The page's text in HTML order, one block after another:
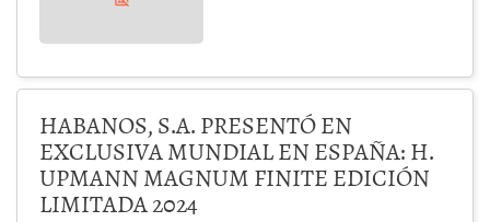
HABANOS, S.A. PRESENTÓ EN
EXCLUSIVA MUNDIAL EN ESPAÑA: H.
UPMANN MAGNUM FINITE EDICIÓN
LIMITADA 2024